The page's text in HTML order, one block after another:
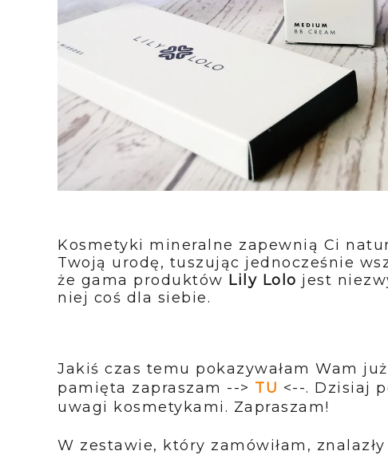
Kosmetyki mineralne zapewnią Ci
Twoją urodę, tuszując jednocześnie
że gama produktów Lily Lolo jest
niej coś dla siebie.
Jakiś czas temu pokazywałam Wam
pamięta zapraszam --> TU <--. Dzisiaj
uwagi kosmetykami. Zapraszam!
W zestawie, który zamówiłam, znalazły